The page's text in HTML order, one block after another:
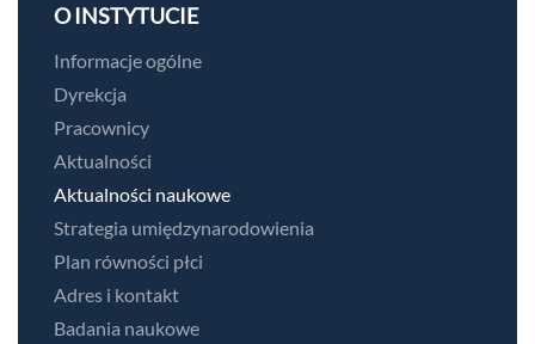
O INSTYTUCIE
Informacje ogólne
Dyrekcja
Pracownicy
Aktualności
Aktualności naukowe
Strategia umiędzynarodowienia
Plan równości płci
Adres i kontakt
Badania naukowe